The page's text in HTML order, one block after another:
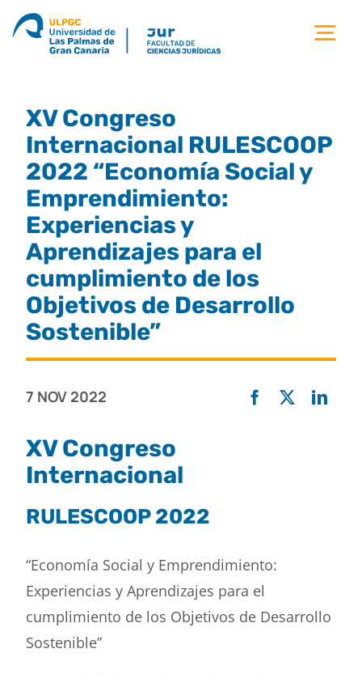
Saltar
titulaciones
estudiantes
calidad
movilidad
XV Congreso
Internacional RULESCOOP
2022 “Economía Social y
Emprendimiento:
Experiencias y
Aprendizajes para el
cumplimiento de los
Objetivos de Desarrollo
Sostenible”
7 NOV 2022
XV Congreso
Internacional
RULESCOOP 2022
“Economía Social y Emprendimiento:
Experiencias y Aprendizajes para el
cumplimiento de los Objetivos de Desarrollo
Sostenible”